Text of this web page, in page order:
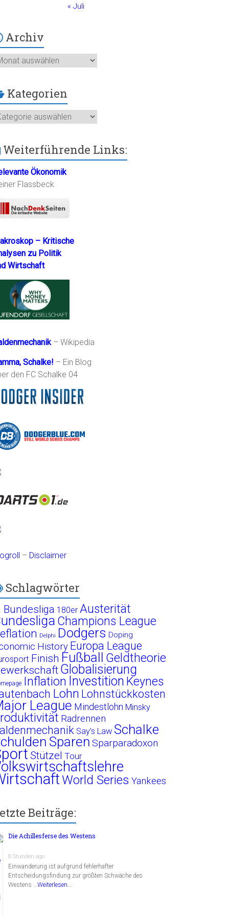
« Juli
Archiv
Kategorien
Weiterführende Links:
Ökonomik
Flassbeck
– Kritische
zu Politik
Wirtschaft
– Wikipedia
Schalke! – Ein Blog
den FC Schalke 04
– Disclaimer
Schlagwörter
Bundesliga 180er Austerität
Champions League
Delphi Dodgers Doping
History Europa League
Finish Fußball Geldtheorie
Globalisierung
Inflation Investition Keynes
Lohn Lohnstückkosten
League Mindestlohn Minsky
Radrennen
Say's Law Schalke
Sparen Sparparadoxon
Stützel Tour
World Series Yankees
Beiträge:
Die Achillesferse des Westens
8 Stunden ago
Einwanderung ist aufgrund fehlerhafter
Entscheidungsfindung zur größten Schwäche des
Westens …Weiterlesen...